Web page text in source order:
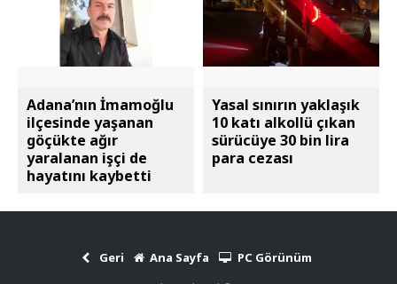
Adana’nın İmamoğlu
ilçesinde yaşanan
göçükte ağır
yaralanan işçi de
hayatını kaybetti
Yasal sınırın yaklaşık
10 katı alkollü çıkan
sürücüye 30 bin lira
para cezası
Geri Ana Sayfa
PC Görünüm